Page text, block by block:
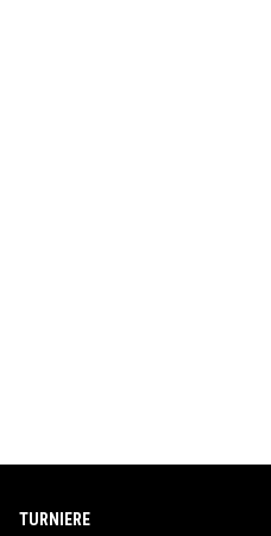
TURNIERE